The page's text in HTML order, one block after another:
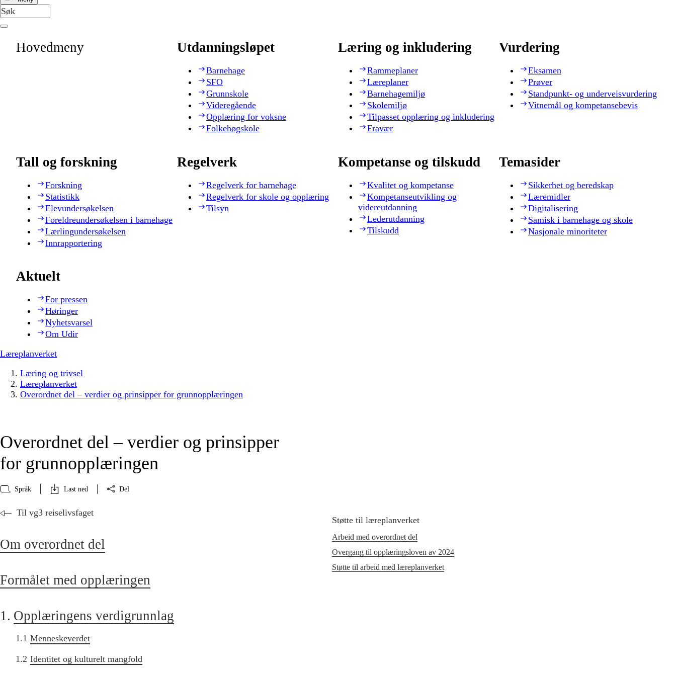
Hovedmeny Utdanningsløpet
Barnehage
SFO
Grunnskole
Videregående
Opplæring for voksne
Folkehøgskole
Læring og inkludering
Rammeplaner
Læreplaner
Barnehagemiljø
Skolemiljø
Tilpasset opplæring og inkludering
Fravær
Vurdering
Eksamen
Prøver
Standpunkt- og underveisvurdering
Vitnemål og kompetansebevis
Tall og forskning
Forskning
Statistikk
Elevundersøkelsen
Foreldreundersøkelsen i barnehage
Lærlingundersøkelsen
Innrapportering
Regelverk
Regelverk for barnehage
Regelverk for skole og opplæring
Tilsyn
Kompetanse og tilskudd
Kvalitet og kompetanse
Kompetanseutvikling og
videreutdanning
Lederutdanning
Tilskudd
Temasider
Sikkerhet og beredskap
Læremidler
Digitalisering
Samisk i barnehage og skole
Nasjonale minoriteter
Aktuelt
For pressen
Høringer
Nyhetsvarsel
Om Udir
Læreplanverket
Læring og trivsel
Læreplanverket
Overordnet del – verdier og prinsipper for grunnopplæringen
Overordnet del – verdier og prinsipper
for grunnopplæringen
Språk Last ned Del
Til vg3 reiselivsfaget
Om overordnet del
Formålet med opplæringen
1. Opplæringens verdigrunnlag
1.1 Menneskeverdet
1.2 Identitet og kulturelt mangfold
Støtte til læreplanverket
Arbeid med overordnet del
Overgang til opplæringsloven av 2024
Støtte til arbeid med læreplanverket